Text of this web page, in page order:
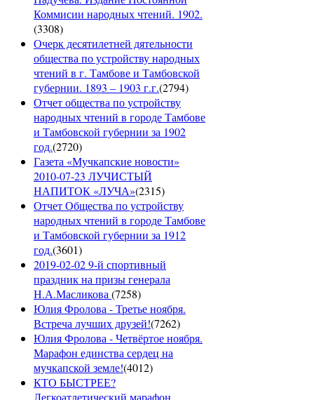
Коммисии народных чтений. 1902.
(3308)
Очерк десятилетней дятельности
общества по устройству народных
чтений в г. Тамбове и Тамбовской
губернии. 1893 – 1903 г.г.(2794)
Отчет общества по устройству
народных чтений в городе Тамбове
и Тамбовской губернии за 1902
год.(2720)
Газета «Мучкапские новости»
2010-07-23 ЛУЧИСТЫЙ
НАПИТОК «ЛУЧА»(2315)
Отчет Общества по устройству
народных чтений в городе Тамбове
и Тамбовской губернии за 1912
год.(3601)
2019-02-02 9-й спортивный
праздник на призы генерала
Н.А.Масликова(7258)
Юлия Фролова - Третье ноября.
Встреча лучших друзей!(7262)
Юлия Фролова - Четвёртое ноября.
Марафон единства сердец на
мучкапской земле!(4012)
КТО БЫСТРЕЕ?